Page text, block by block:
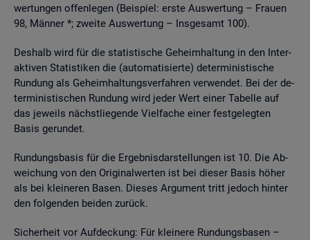
wer­tun­gen of­fen­le­gen (Bei­spiel: erste Aus­wer­tung – Frau­en
98, Män­ner *; zwei­te Aus­wer­tung – Ins­ge­samt 100).
Des­halb wird für die sta­tis­ti­sche Ge­heim­hal­tung in den In­ter­
ak­ti­ven Sta­tis­ti­ken die (au­to­ma­ti­sier­te) de­ter­mi­nis­ti­sche
Run­dung als Ge­heim­hal­tungs­ver­fah­ren ver­wen­det. Bei der de­
ter­mi­nis­ti­schen Run­dung wird jeder Wert einer Ta­bel­le auf
das je­weils nächst­lie­gen­de Viel­fa­che einer fest­ge­leg­ten
Basis ge­run­det.
Run­dungs­ba­sis für die Er­geb­nis­dar­stel­lun­gen ist 10. Die Ab­
wei­chung von den Ori­gi­nal­wer­ten ist bei die­ser Basis höher
als bei klei­ne­ren Basen. Die­ses Ar­gu­ment tritt je­doch hin­ter
den fol­gen­den bei­den zu­rück.
Si­cher­heit vor Auf­de­ckung: Für klei­ne­re Run­dungs­ba­sen –